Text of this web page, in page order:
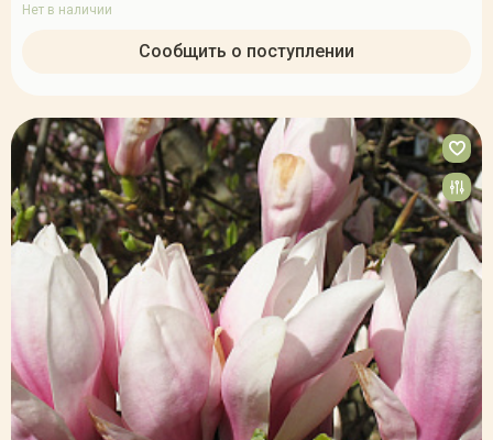
Нет в наличии
Сообщить о поступлении